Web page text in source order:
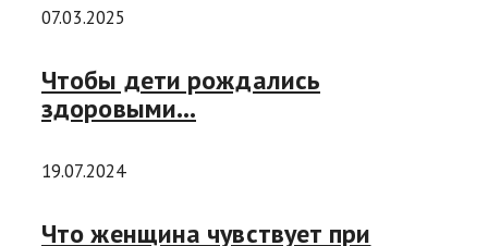
07.03.2025
Чтобы дети рождались
здоровыми…
19.07.2024
Что женщина чувствует при